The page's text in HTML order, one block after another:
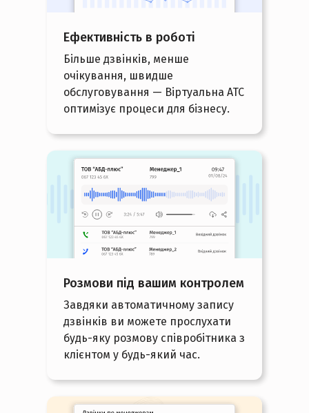
Ефективність в роботі
Більше дзвінків, менше
очікування, швидше
обслуговування — Віртуальна АТС
оптимізує процеси для бізнесу.
Розмови під вашим контролем
Завдяки автоматичному запису
дзвінків ви можете прослухати
будь-яку розмову співробітника з
клієнтом у будь-який час.